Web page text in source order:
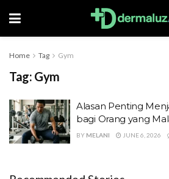
Home Tag Gym
Tag: Gym
Alasan Penting
bagi Orang yang
BY MELANI JUNE 6, 2026